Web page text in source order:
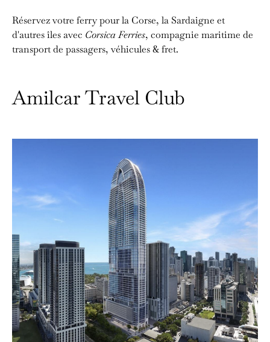
Réservez votre ferry pour la Corse, la Sardaigne et
d'autres îles avec Corsica Ferries, compagnie maritime de
transport de passagers, véhicules & fret.
Amilcar Travel Club